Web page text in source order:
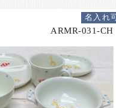
ARMR-031-CH
名入れ可